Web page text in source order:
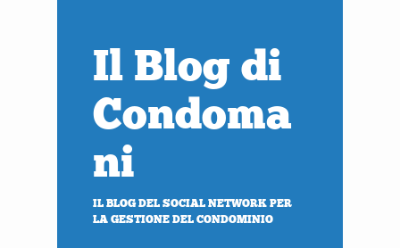
Il Blog di
Condoma
ni
IL BLOG DEL SOCIAL NETWORK PER
LA GESTIONE DEL CONDOMINIO